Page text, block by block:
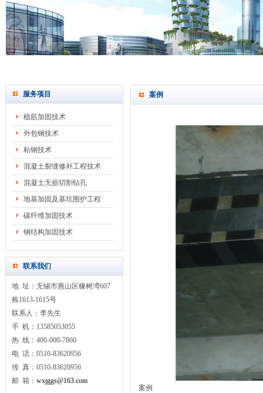
服务项目
植筋加固技术
外包钢技术
粘钢技术
混凝土裂缝修补工程技术
混凝土无损切割钻孔
地基加固及基坑围护工程
碳纤维加固技术
钢结构加固技术
联系我们
地 址：无锡市惠山区橡树湾607
栋1613-1615号
联系人：李先生
手 机：13585053055
热 线：400-000-7860
电 话：0510-83620956
传 真：0510-83620956
邮 箱： wxjggs@163.com
案例
案例